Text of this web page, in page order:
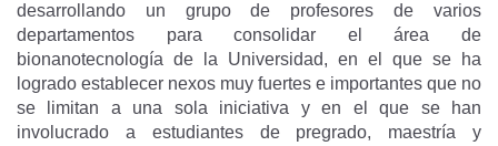
desarrollando un grupo de profesores de varios
departamentos para consolidar el área de
bionanotecnología de la Universidad, en el que se ha
logrado establecer nexos muy fuertes e importantes que no
se limitan a una sola iniciativa y en el que se han
involucrado a estudiantes de pregrado, maestría y